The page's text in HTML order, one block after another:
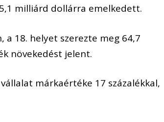
milliárd dollárra emelkedett.
a 18. helyet szerezte meg 64,7
növekedést jelent.
márkaértéke 17 százalékkal,